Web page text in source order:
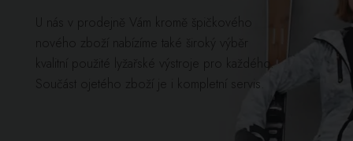
U nás v prodejně Vám kromě špičkového
nového zboží nabízíme také široký výběr
kvalitní použité lyžařské výstroje pro každého.
Součást ojetého zboží je i kompletní servis.